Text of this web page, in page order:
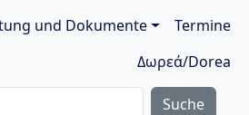
und Dokumente
Termine
Δωρεά/Dorea